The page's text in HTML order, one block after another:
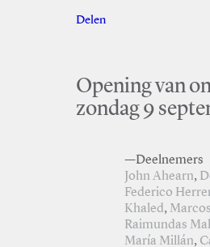
Delen
Opening van
zondag 9
—Deelnemers
John Ahearn,
Federico
Khaled ,
Raimundas
María Millán,